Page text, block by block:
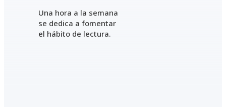
Una hora a la semana
se dedica a fomentar
el hábito de lectura.